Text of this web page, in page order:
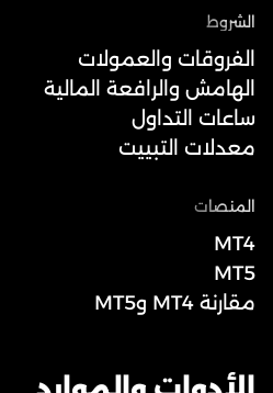
الشروط
الفروقات والعمولات
الهامش والرافعة المالية
ساعات التداول
معدلات التبييت
المنصات
MT4
MT5
مقارنة MT4 وMT5